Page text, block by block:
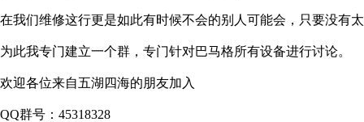
在我们维修这行更是如此有时候不会的别人可能会，只要没有
为此我专门建立一个群，专门针对巴马格所有设备进行讨论。
欢迎各位来自五湖四海的朋友加入
QQ群号：45318328